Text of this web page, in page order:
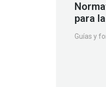
para
Guías y